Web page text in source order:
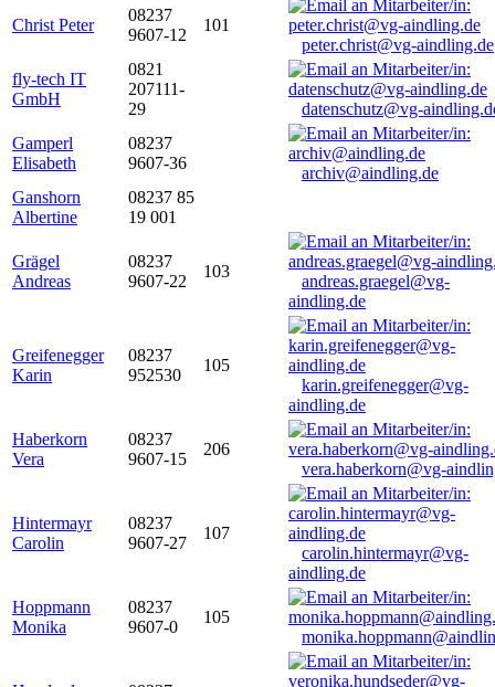
Christ Peter
08237
9607-12
101
peter.christ@vg-aindling.de
fly-tech IT
GmbH
0821
207111-
29
datenschutz@vg-
Gamperl
Elisabeth
08237
9607-36
archiv@aindling.de
Ganshorn
Albertine
08237 85
19 001
Grägel
Andreas
08237
9607-22
103
andreas.graegel@vg-
aindling.de
Greifenegger
Karin
08237
952530
105
karin.greifenegger@vg-
aindling.de
Haberkorn
Vera
08237
9607-15
206
vera.haberkorn@vg-
Hintermayr
Carolin
08237
9607-27
107
carolin.hintermayr@vg-
aindling.de
Hoppmann
Monika
08237
9607-0
105